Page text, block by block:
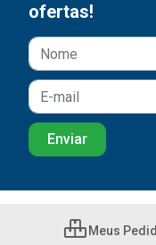
ofertas!
Meus